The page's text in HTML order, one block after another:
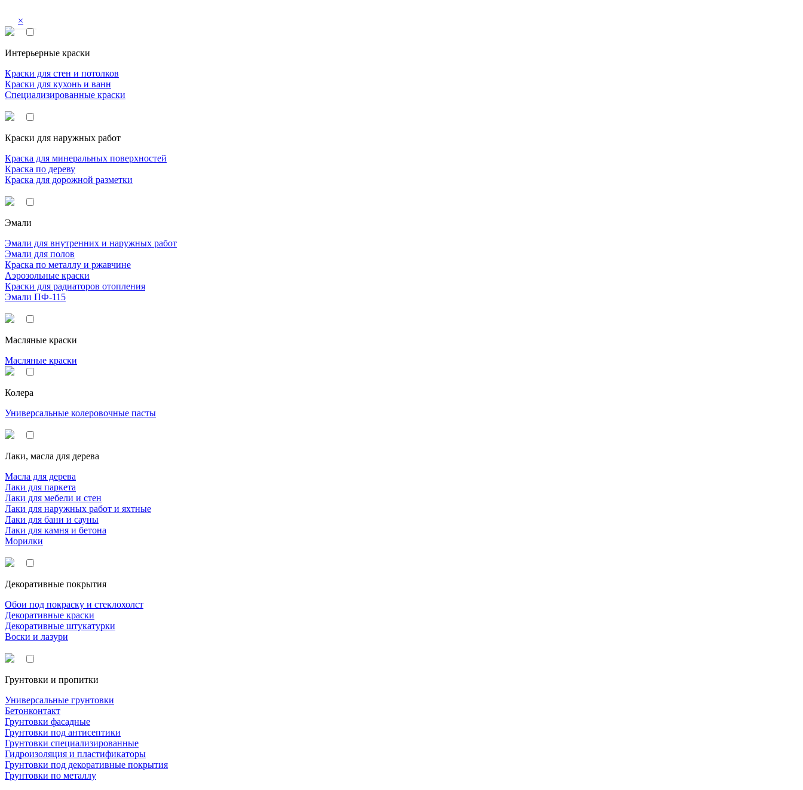
×
Интерьерные краски
Краски для стен и потолков
Краски для кухонь и ванн
Специализированные краски
Краски для наружных работ
Краска для минеральных поверхностей
Краска по дереву
Краска для дорожной разметки
Эмали
Эмали для внутренних и наружных работ
Эмали для полов
Краска по металлу и ржавчине
Аэрозольные краски
Краски для радиаторов отопления
Эмали ПФ-115
Масляные краски
Масляные краски
Колера
Универсальные колеровочные пасты
Лаки, масла для дерева
Масла для дерева
Лаки для паркета
Лаки для мебели и стен
Лаки для наружных работ и яхтные
Лаки для бани и сауны
Лаки для камня и бетона
Морилки
Декоративные покрытия
Обои под покраску и стеклохолст
Декоративные краски
Декоративные штукатурки
Воски и лазури
Грунтовки и пропитки
Универсальные грунтовки
Бетонконтакт
Грунтовки фасадные
Грунтовки под антисептики
Грунтовки специализированные
Гидроизоляция и пластификаторы
Грунтовки под декоративные покрытия
Грунтовки по металлу